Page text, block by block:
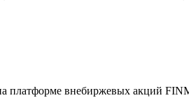
внебиржевых акций